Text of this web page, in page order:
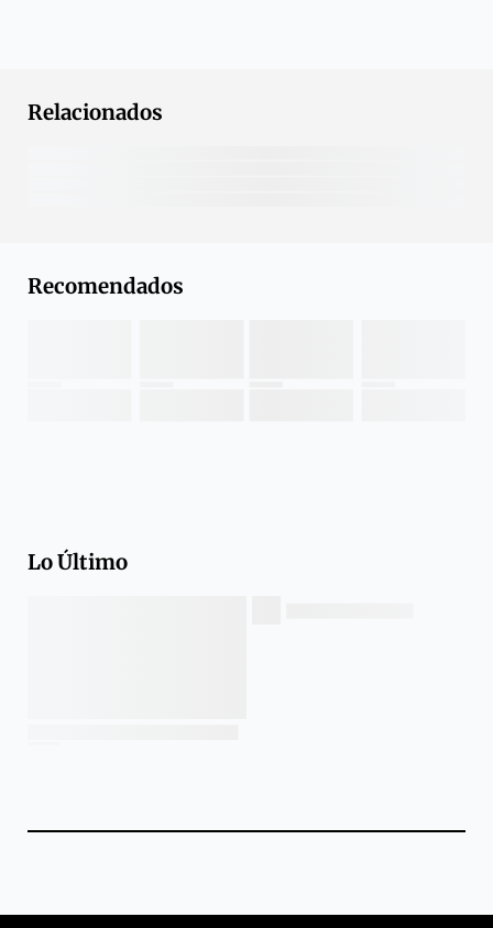
Relacionados
Recomendados
Lo Último